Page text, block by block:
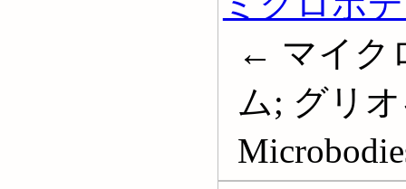
← マイク
ム; グリ